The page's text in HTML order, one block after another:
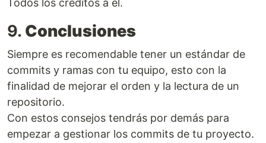
Todos los créditos a él.
9. Conclusiones
Siempre es recomendable tener un estándar de
commits y ramas con tu equipo, esto con la
finalidad de mejorar el orden y la lectura de un
repositorio.
Con estos consejos tendrás por demás para
empezar a gestionar los commits de tu proyecto.